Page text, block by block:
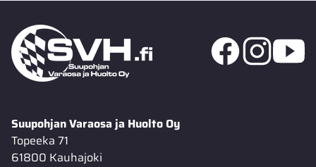
Suupohjan Varaosa ja Huolto Oy
Topeeka 71
61800 Kauhajoki